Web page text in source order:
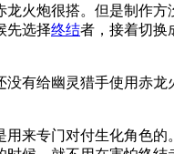
火炮很搭。但是制作
先选择终结者，接着切换
有给幽灵猎手使用赤
来专门对付生化角色